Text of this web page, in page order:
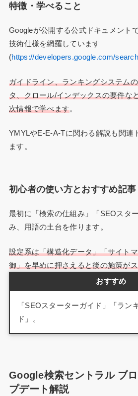
特徴・学べること
Googleが公開する公式ドキュメント
技術仕様を網羅しています
(https://developers.google.com/
ガイドライン、ランキングシステム
タ、クロール/インデックスの要件な
次情報で学べます。
YMYLやE-E-A-Tに関わる解説も関連
ます。
初心者の使い方とおすすめ記事
最初に「検索の仕組み」「SEOスタ
み、用語の土台を作ります。
設定系は「構造化データ」「サイト
御」を早めに押さえると後の施策が
おすすめ
「SEOスターターガイド」「ラン
ド」。
Google検索セントラル ブ
プデート解説